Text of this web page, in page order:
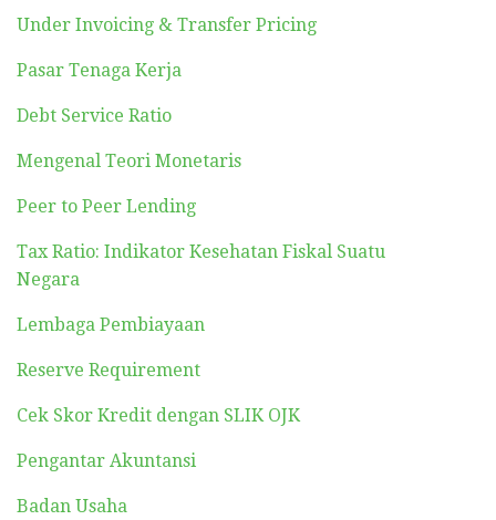
Under Invoicing & Transfer Pricing
Pasar Tenaga Kerja
Debt Service Ratio
Mengenal Teori Monetaris
Peer to Peer Lending
Tax Ratio: Indikator Kesehatan Fiskal Suatu
Negara
Lembaga Pembiayaan
Reserve Requirement
Cek Skor Kredit dengan SLIK OJK
Pengantar Akuntansi
Badan Usaha